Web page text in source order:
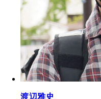
渡辺雅史